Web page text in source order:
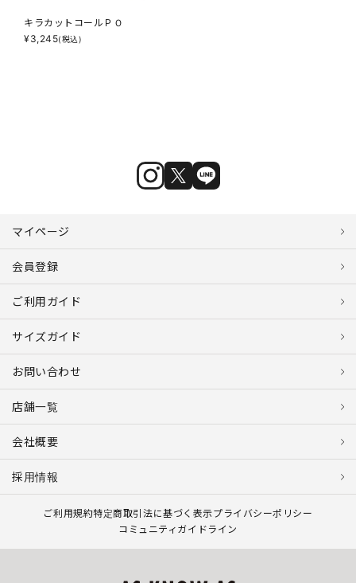
キラカットコールＰＯ
¥3,245(税込)
マイページ
会員登録
ご利用ガイド
サイズガイド
お問い合わせ
店舗一覧
会社概要
採用情報
ご利用規約特定商取引法に基づく表示プライバシーポリシー
コミュニティガイドライン